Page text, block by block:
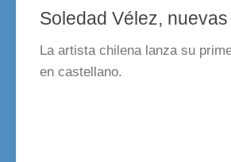
Soledad Vélez,
La artista chilena lanza su
en castellano.